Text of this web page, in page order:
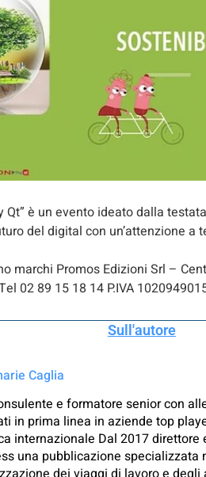
è un evento ideato dalla
del digital con un’attenzione
marchi Promos Edizioni Srl –
02 89 15 18 14 P.IVA
Sull'autore
Caglia
e formatore senior con
in prima linea in aziende top
internazionale Dal 2017
una pubblicazione specializzata